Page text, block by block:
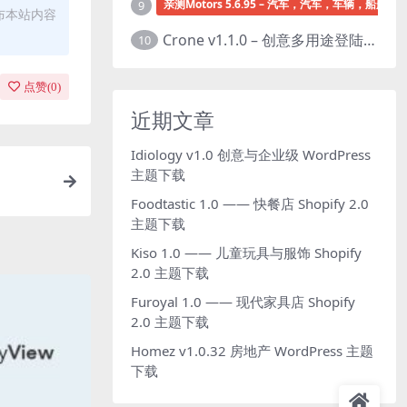
本站内容
点赞(0)
9 亲测Motors 5.6.95 – 汽车，汽车，车辆，船舶
10 Crone v1.1.0 – 创意多用途登陆页面HTML模板下载
近期文章
Idiology v1.0 创意与企业级 WordPress
主题下载
Foodtastic 1.0 —— 快餐店 Shopify 2.0
主题下载
Kiso 1.0 —— 儿童玩具与服饰 Shopify
2.0 主题下载
Furoyal 1.0 —— 现代家具店 Shopify
2.0 主题下载
Homez v1.0.32 房地产 WordPress 主题
下载